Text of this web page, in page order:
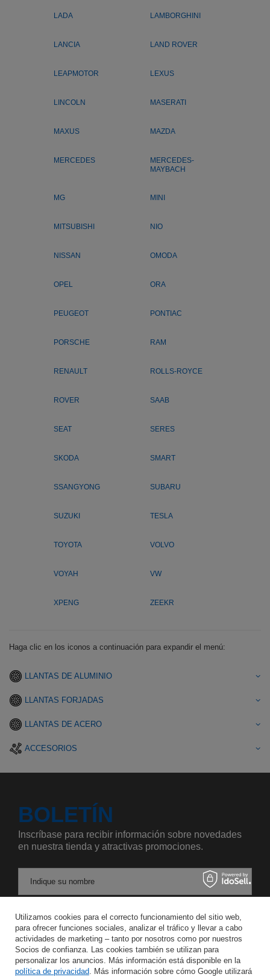
LADA LAMBORGHINI
LANCIA LAND ROVER
LEAPMOTOR LEXUS
LINCOLN MASERATI
MAXUS MAZDA
MERCEDES
MERCEDES-
MAYBACH
MG MINI
MITSUBISHI NIO
NISSAN OMODA
OPEL ORA
PEUGEOT PONTIAC
PORSCHE RAM
RENAULT ROLLS-ROYCE
ROVER SAAB
SEAT SERES
SKODA SMART
SSANGYONG SUBARU
SUZUKI TESLA
TOYOTA VOLVO
VOYAH VW
XPENG ZEEKR
Haga clic en los iconos a continuación para expandir el menú:
LLANTAS DE ALUMINIO
LLANTAS FORJADAS
LLANTAS DE ACERO
ACCESORIOS
BOLETÍN
Inscríbase para recibir información sobre novedades
en nuestra tienda y atractivas promociones.
Indique su nombre
Introduzca su dirección de correo electrónico
Acepto el tratamiento de mis datos personales para los fines y en el ámbito del servicio Newsletter en el
GUARDAR
Utilizamos cookies para el correcto funcionamiento del sitio web,
para ofrecer funciones sociales, analizar el tráfico y llevar a cabo
actividades de marketing – tanto por nosotros como por nuestros
Socios de confianza. Las cookies también se utilizan para
personalizar los anuncios. Más información está disponible en la
política de privacidad. Más información sobre cómo Google utilizará